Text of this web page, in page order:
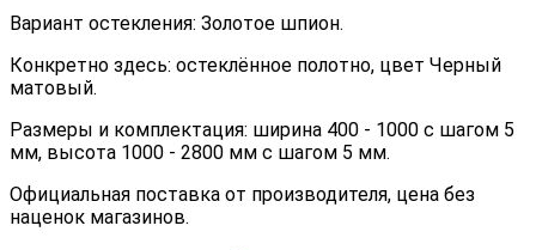
Вариант остекления: Золотое шпион.
Конкретно здесь: остеклённое полотно, цвет Черный
матовый.
Размеры и комплектация: ширина 400 - 1000 с шагом 5
мм, высота 1000 - 2800 мм с шагом 5 мм.
Официальная поставка от производителя, цена без
наценок магазинов.